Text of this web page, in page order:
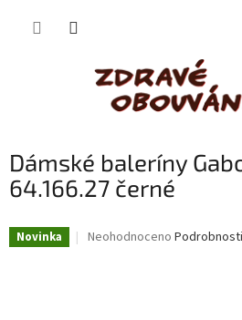
Dámské baleríny
64.166.27 černé
Novinka
Průměrné
Neohodnoceno